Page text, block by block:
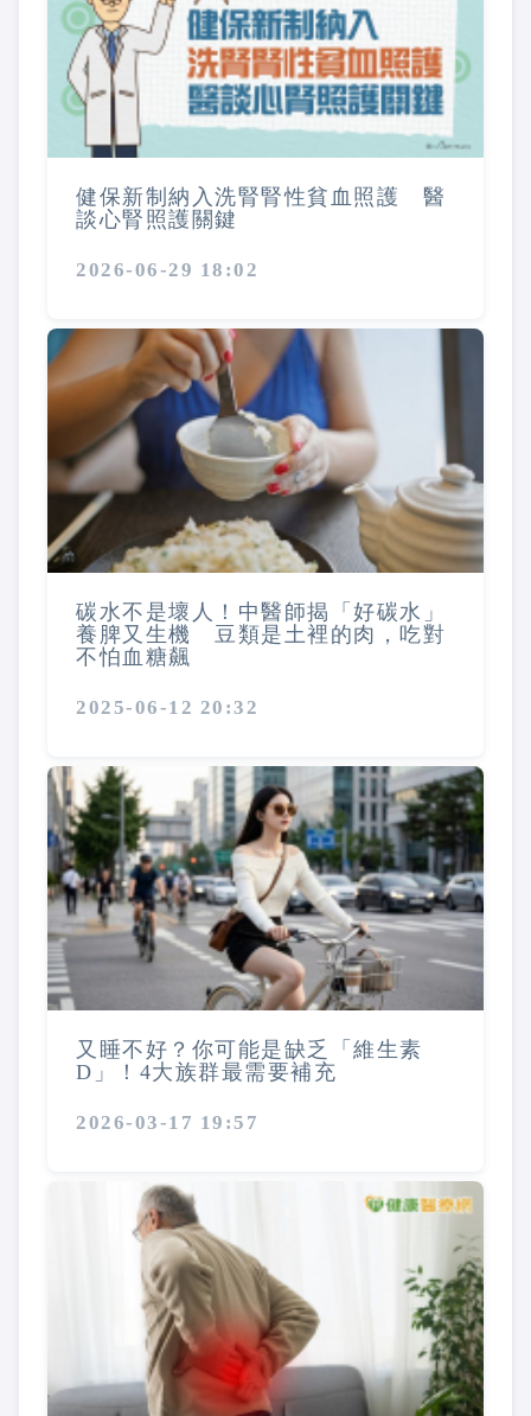
健保新制納入洗腎腎性貧血照護 醫
談心腎照護關鍵
2026-06-29 18:02
碳水不是壞人！中醫師揭「好碳水」
養脾又生機 豆類是土裡的肉，吃對
不怕血糖飆
2025-06-12 20:32
又睡不好？你可能是缺乏「維生素
D」！4大族群最需要補充
2026-03-17 19:57